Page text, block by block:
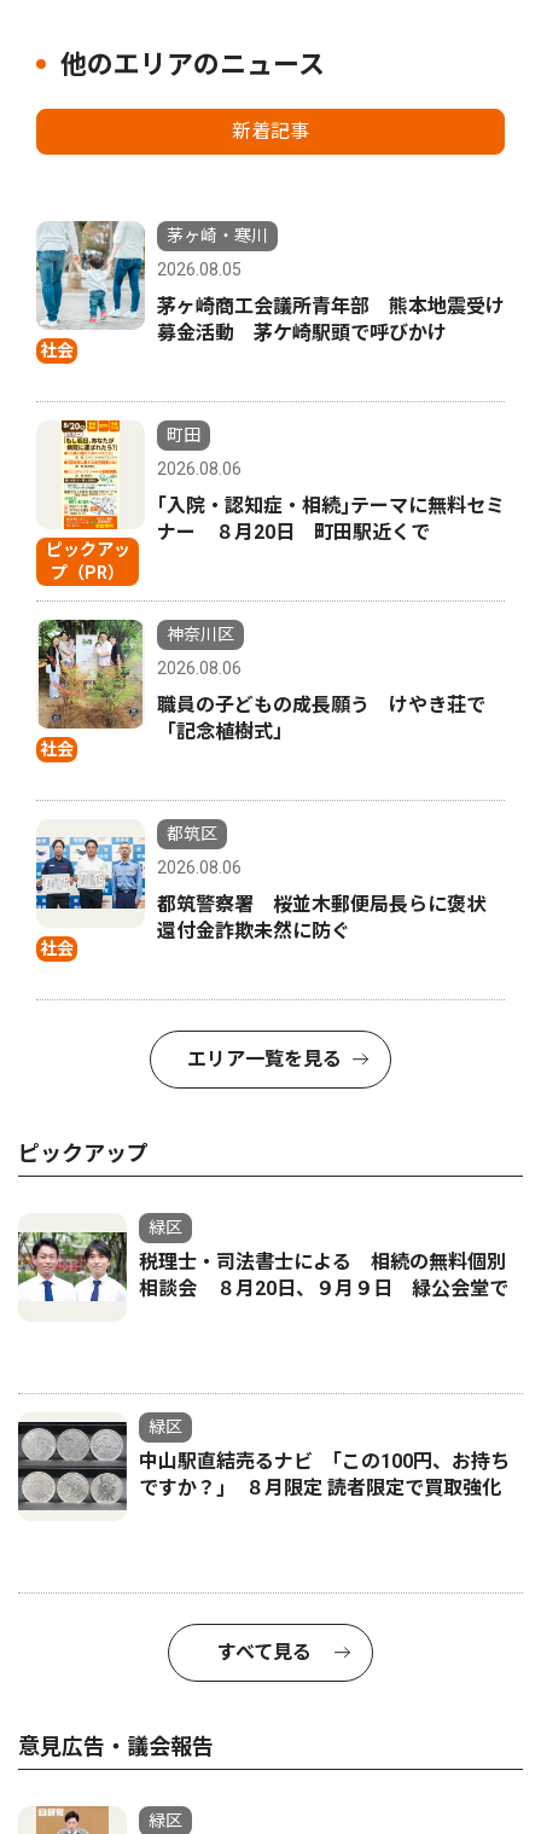
他のエリアのニュース
新着記事
社会
茅ヶ崎・寒川
2026.08.05
茅ヶ崎商工会議所青年部 熊本地震受け
募金活動 茅ケ崎駅頭で呼びかけ
ピックアッ
プ（PR）
町田
2026.08.06
｢入院・認知症・相続｣テーマに無料セミ
ナー ８月20日 町田駅近くで
社会
神奈川区
2026.08.06
職員の子どもの成長願う けやき荘で
「記念植樹式」
社会
都筑区
2026.08.06
都筑警察署 桜並木郵便局長らに褒状
還付金詐欺未然に防ぐ
エリア一覧を見る
ピックアップ
緑区
税理士・司法書士による 相続の無料個別
相談会 ８月20日、９月９日 緑公会堂で
緑区
中山駅直結売るナビ ｢この100円、お持ち
ですか？｣ ８月限定 読者限定で買取強化
すべて見る
意見広告・議会報告
緑区